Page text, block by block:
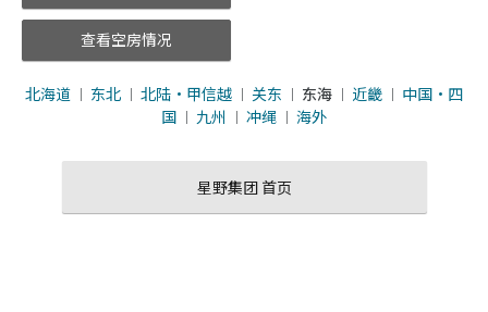
查看空房情况
北海道 ｜ 东北 ｜ 北陆・甲信越 ｜ 关东 ｜ 东海 ｜ 近畿 ｜ 中国・四
国 ｜ 九州 ｜ 冲绳 ｜ 海外
星野集团 首页